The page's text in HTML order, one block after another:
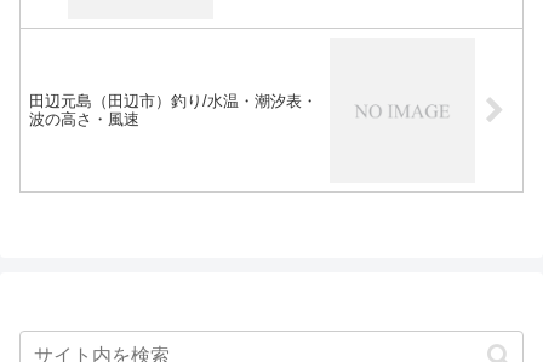
田辺元島（田辺市）釣り/水温・潮汐表・
波の高さ・風速